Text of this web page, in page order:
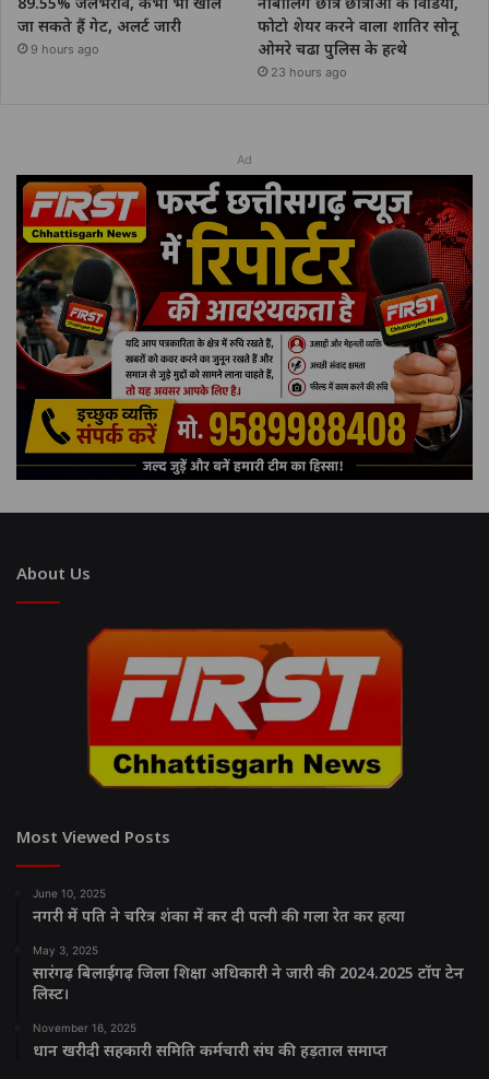
जा सकते हैं गेट, अलर्ट जारी
9 hours ago
फोटो शेयर करने वाला शातिर सोनू
ओमरे चढा पुलिस के हत्थे
23 hours ago
Ad
About Us
Most Viewed Posts
June 10, 2025
नगरी में पति ने चरित्र शंका में कर दी पत्नी की गला रेत कर हत्या
May 3, 2025
सारंगढ़ बिलाईगढ़ जिला शिक्षा अधिकारी ने जारी की 2024.2025 टॉप टेन
लिस्ट।
November 16, 2025
धान खरीदी सहकारी समिति कर्मचारी संघ की हड़ताल समाप्त